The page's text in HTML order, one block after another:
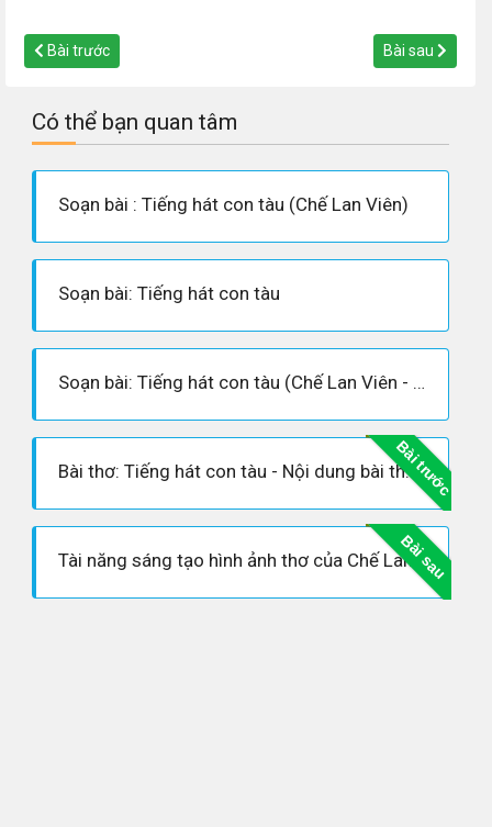
Bài trước Bài sau
Có thể bạn quan tâm
Soạn bài : Tiếng hát con tàu (Chế Lan Viên)
Soạn bài: Tiếng hát con tàu
Soạn bài: Tiếng hát con tàu (Chế Lan Viên - Siêu ngắn)
Bài trước
Bài thơ: Tiếng hát con tàu - Nội dung bài thơ, Hoàn cảnh sáng tác, Dàn ý phân tích tác phẩm
Bài sau
Tài năng sáng tạo hình ảnh thơ của Chế Lan Viên qua bài thơ "Tiếng hát con tàu"